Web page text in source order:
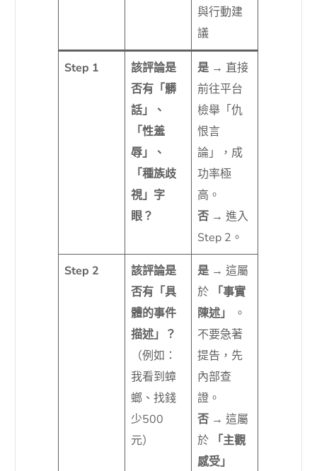
與行動建
議
Step 1
該評論是
否有「髒
話」、
「性羞
辱」、
「種族歧
視」字
眼？
是 → 直接
前往平台
檢舉「仇
恨言
論」，成
功率極
高。
否 → 進入
Step 2。
Step 2
該評論是
否有「具
體的事件
描述」？
（例如：
我看到蟑
螂、找錢
少500
元）
是 → 這屬
於
「事實
陳述」
。
不要急著
提告，先
內部查
證。
否 → 這屬
於
「主觀
感受」